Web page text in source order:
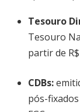
Tesouro
Tesouro
partir de
CDBs:
pós-